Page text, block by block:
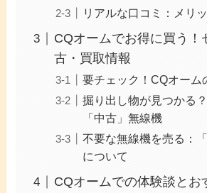
リアルな口コミ：メリ
CQオームでお得に買う！
古・買取情報
要チェック！CQオーム
掘り出し物が見つかる
「中古」無線機
不要な無線機を売る：
について
CQオームでの体験談とお